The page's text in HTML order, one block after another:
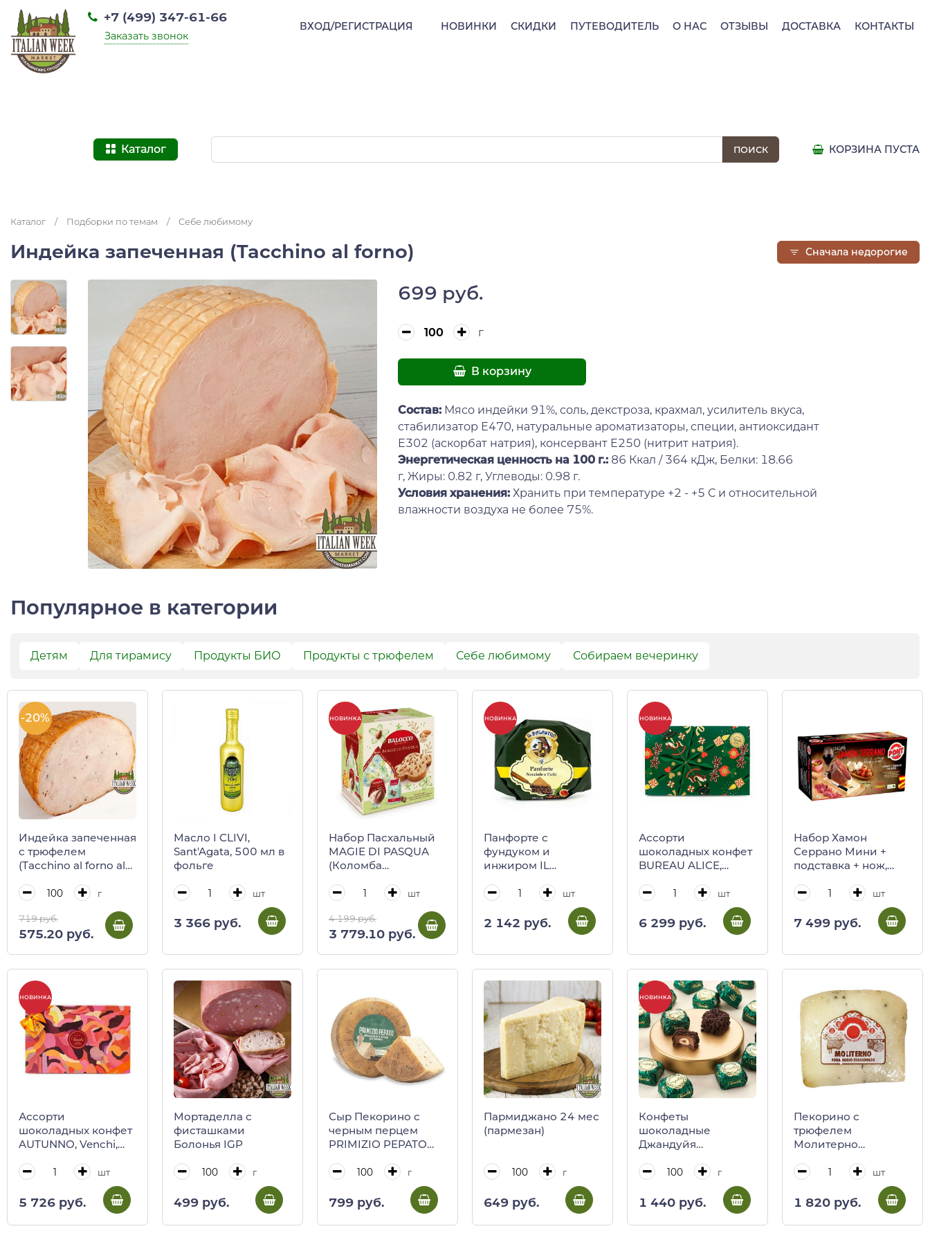
НОВИНКИ СКИДКИ ПУТЕВОДИТЕЛЬ О НАС ОТЗЫВЫ ДОСТАВКА КОНТАКТЫ
+7 (499) 347-61-66
Заказать звонок
ВХОД/РЕГИСТРАЦИЯ
Каталог КОРЗИНА ПУСТА
Каталог / Подборки по темам / Себе любимому
Индейка запеченная (Tacchino al forno)
699 руб.
г
В корзину
Состав: Мясо индейки 91%, соль, декстроза, крахмал, усилитель вкуса,
стабилизатор Е470, натуральные ароматизаторы, специи, антиоксидант
Е302 (аскорбат натрия), консервант Е250 (нитрит натрия).
Энергетическая ценность на 100 г.: 86 Ккал / 364 кДж, Белки: 18.66
г, Жиры: 0.82 г, Углеводы: 0.98 г.
Условия хранения: Хранить при температуре +2 - +5 С и относительной
влажности воздуха не более 75%.
Популярное в категории
Сначала недорогие
Детям Для тирамису Продукты БИО Продукты с трюфелем Себе любимому Собираем вечеринку
-20%
Индейка запеченная
c трюфелем
(Tacchino al forno al
г
719 руб.
575.20 руб.
Масло I CLIVI,
Sant'Agata, 500 мл в
фольге
шт
3 366 руб.
-10%
НОВИНКА
Набор Пасхальный
MAGIE DI PASQUA
(Коломба
Яйцо шоколадное с
Яица шоколадные
125 г), Balocco, 850 г
шт
4 199 руб.
3 779.10 руб.
НОВИНКА
Панфорте с
фундуком и
инжиром IL
(бум/уп)
шт
2 142 руб.
НОВИНКА
Ассорти
шоколадных конфет
BUREAU ALICE,
(подарочная карт/
«Рождественская
Алиса»)
шт
6 299 руб.
Набор Хамон
Серрано Мини +
подставка + нож,
сыровяленый Pont,
шт
7 499 руб.
НОВИНКА
Ассорти
шоколадных конфет
AUTUNNO, Venchi,
карт/кор)
шт
5 726 руб.
Мортаделла с
фисташками
Болонья IGP
г
499 руб.
Сыр Пекорино с
черным перцем
PRIMIZIO PEPATO
г
799 руб.
Пармиджано 24 мес
(пармезан)
г
649 руб.
НОВИНКА
Конфеты
шоколадные
Джандуйя
SELECTION, VENCHI,
г
1 440 руб.
Пекорино с
трюфелем
Молитерно
шт
1 820 руб.